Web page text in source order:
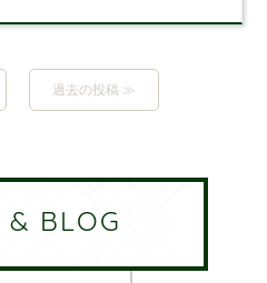
過去の投稿 ≫
& BLOG